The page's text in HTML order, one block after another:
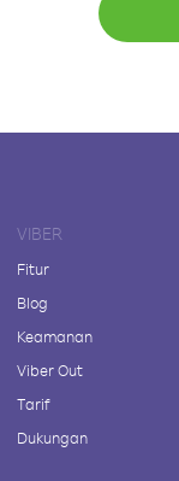
VIBER
Fitur
Blog
Keamanan
Viber Out
Tarif
Dukungan